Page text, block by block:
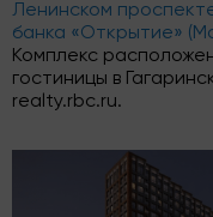
Ленинском
банка «Открытие»
Комплекс
гостиницы в
realty.rbc.ru.